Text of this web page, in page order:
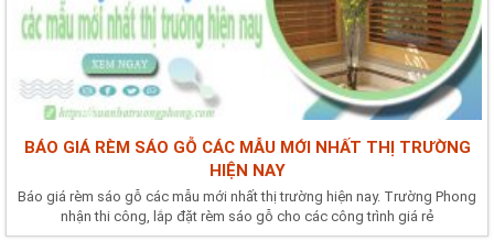
BÁO GIÁ RÈM SÁO GỖ CÁC MẪU MỚI NHẤT THỊ TRƯỜNG
HIỆN NAY
Báo giá rèm sáo gỗ các mẫu mới nhất thị trường hiện nay. Trường Phong
nhận thi công, lắp đặt rèm sáo gỗ cho các công trình giá rẻ